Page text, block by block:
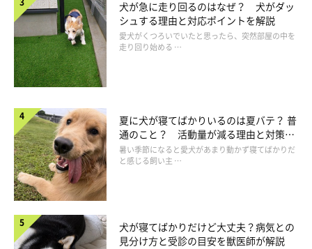
りとほめてあげるようにしてみて下さい。これは後ほど説明する
「療法食」を与えるときにも使える方法です。
また、与えているおやつの量によっては、単純におやつだけでお
腹がいっぱいになっていることもあります。「おやつはたくさん
食べるのに、ドッグフードは食べない」と言う飼い主さんがいま
すが、実際は「おやつをたくさん食べたから、ドッグフードが食
べられない」こともあるのです。おやつを与えるのをやめたり、
おやつの量を減らしたりして様子を見てみましょう。
成長とともに体重あたりの食事量は減りますが、これは生理的
なことなので心配しなくてよいでしょう。
犬が急に走り回るのはなぜ？ 犬がダッ
シュする理由と対応ポイントを解説
愛犬がくつろいでいたと思ったら、突然部屋の中を
走り回り始める …
夏に犬が寝てばかりいるのは夏バテ？ 普
通のこと？ 活動量が減る理由と対策と
は
暑い季節になると愛犬があまり動かず寝てばかりだ
と感じる飼い主 …
犬が寝てばかりだけど大丈夫？病気との
見分け方と受診の目安を獣医師が解説